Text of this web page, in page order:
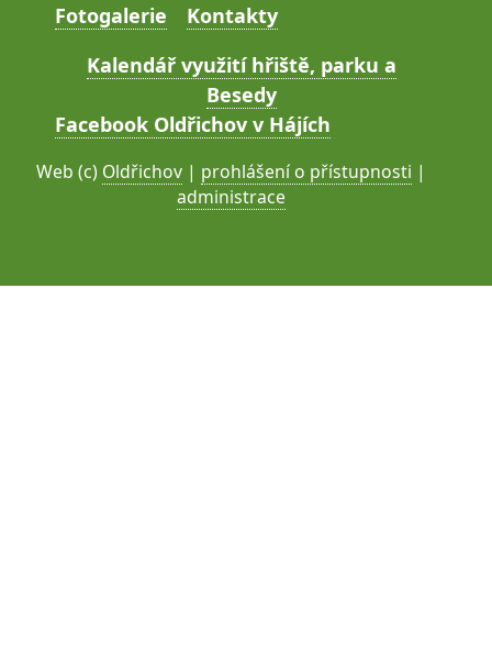
Fotogalerie
Kontakty
Kalendář využití hřiště, parku a
Besedy
Facebook Oldřichov v Hájích
Web (c) Oldřichov | prohlášení o přístupnosti |
administrace